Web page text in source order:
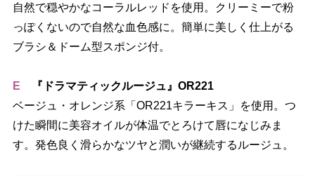
自然で穏やかなコーラルレッドを使用。クリーミーで粉
っぽくないので自然な血色感に。簡単に美しく仕上がる
ブラシ＆ドーム型スポンジ付。
E
『ドラマティックルージュ』OR221
ベージュ・オレンジ系「OR221キラーキス」を使用。つ
けた瞬間に美容オイルが体温でとろけて唇になじみま
す。発色良く滑らかなツヤと潤いが継続するルージュ。